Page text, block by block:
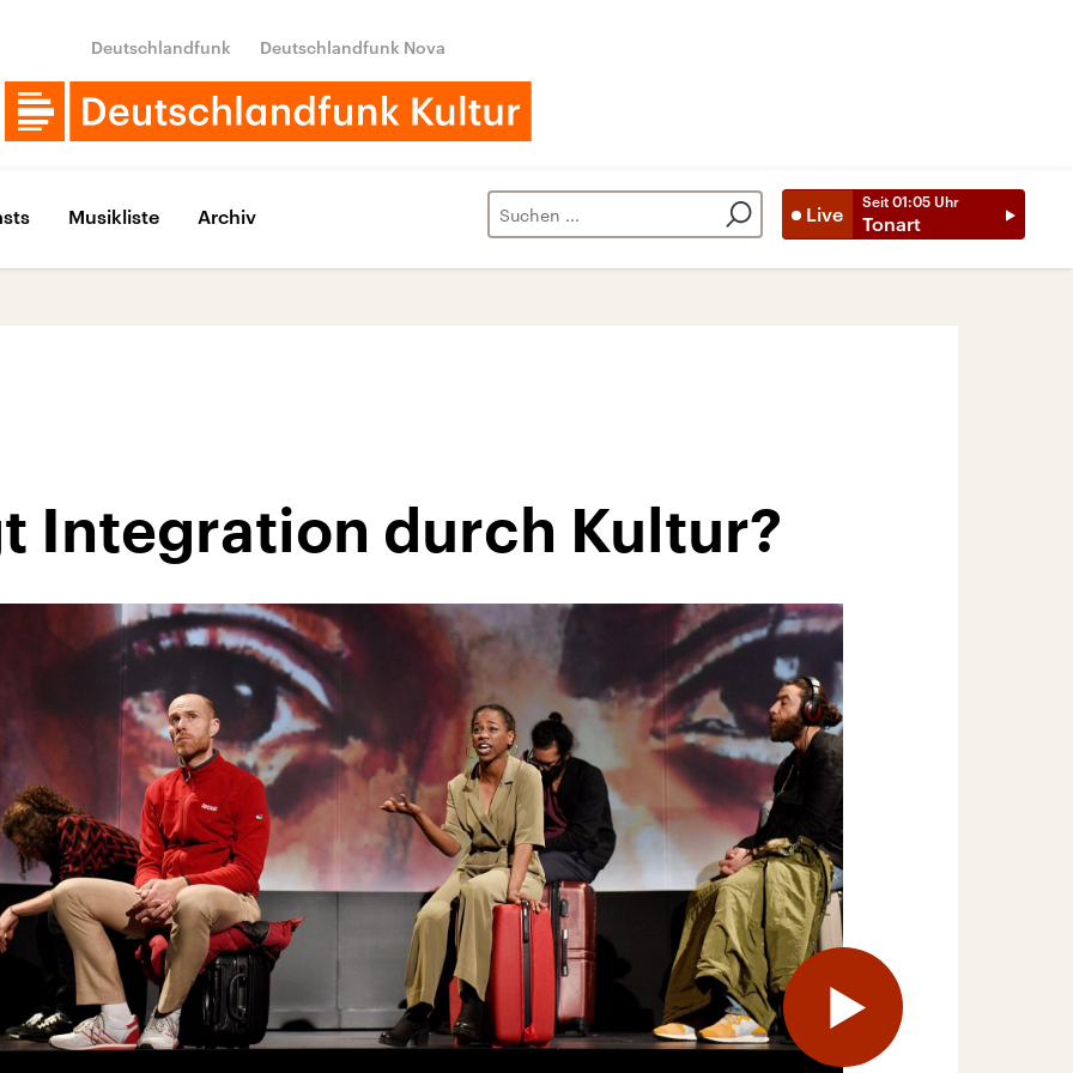
Deutschlandfunk Deutschlandfunk Nova
Live
Seit 01:05 Uhr
Tonart
Musikliste Archiv
Integration durch Kultur?